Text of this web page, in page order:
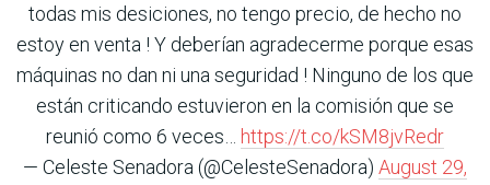
todas mis desiciones, no tengo precio, de hecho no
estoy en venta ! Y deberían agradecerme porque esas
máquinas no dan ni una seguridad ! Ninguno de los que
están criticando estuvieron en la comisión que se
reunió como 6 veces… https://t.co/kSM8jvRedr
— Celeste Senadora (@CelesteSenadora) August 29,